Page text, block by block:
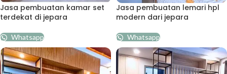
Jasa pembuatan kamar set
terdekat di jepara
Whatsapp
Jasa pembuatan lemari hpl
modern dari jepara
Whatsapp